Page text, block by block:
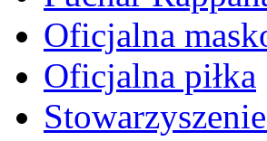
Oficjalna
Oficjalna piłka